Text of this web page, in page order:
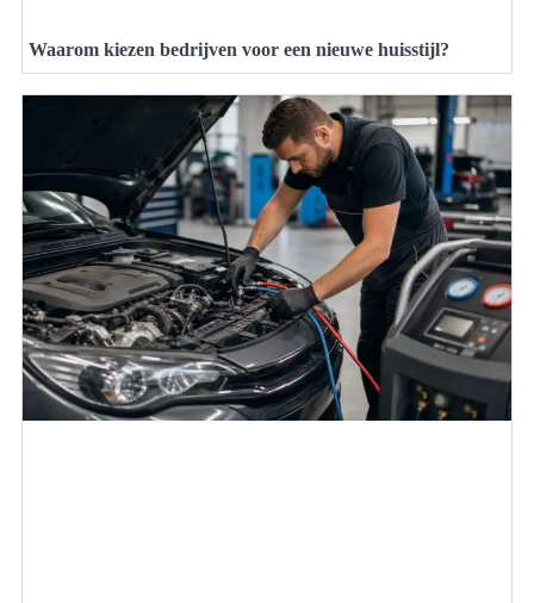
Waarom kiezen bedrijven voor een nieuwe huisstijl?